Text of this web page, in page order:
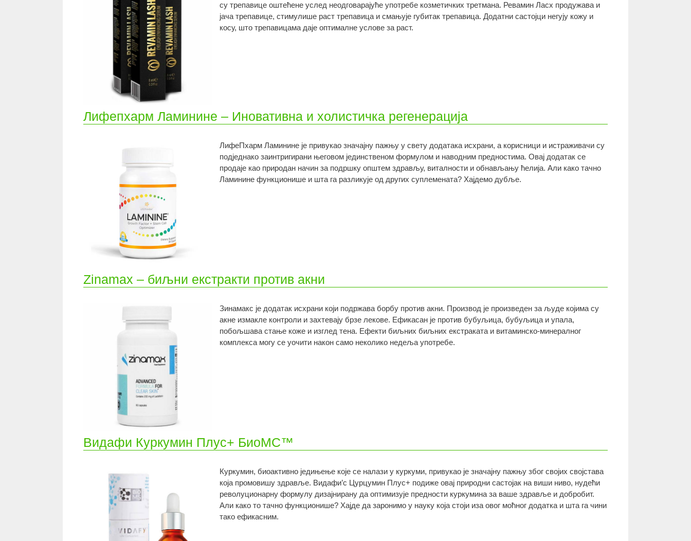
су трепавице оштећене услед неодговарајуће употребе козметичких третмана. Ревамин Ласх продужава и
јача трепавице, стимулише раст трепавица и смањује губитак трепавица. Додатни састојци негују кожу и
косу, што трепавицама даје оптималне услове за раст.
Лифепхарм Ламинине – Иновативна и холистичка регенерација
ЛифеПхарм Ламинине је привукао значајну пажњу у свету додатака исхрани, а корисници и истраживачи су
подједнако заинтригирани његовом јединственом формулом и наводним предностима. Овај додатак се
продаје као природан начин за подршку општем здрављу, виталности и обнављању ћелија. Али како тачно
Ламинине функционише и шта га разликује од других суплемената? Хајдемо дубље.
Zinamax – биљни екстракти против акни
Зинамакс је додатак исхрани који подржава борбу против акни. Производ је произведен за људе којима су
акне измакле контроли и захтевају брзе лекове. Ефикасан је против бубуљица, бубуљица и упала,
побољшава стање коже и изглед тена. Ефекти биљних биљних екстраката и витаминско-минералног
комплекса могу се уочити након само неколико недеља употребе.
Видафи Куркумин Плус+ БиоМС™
Куркумин, биоактивно једињење које се налази у куркуми, привукао је значајну пажњу због својих својстава
која промовишу здравље. Видафи’с Цурцумин Плус+ подиже овај природни састојак на виши ниво, нудећи
револуционарну формулу дизајнирану да оптимизује предности куркумина за ваше здравље и добробит.
Али како то тачно функционише? Хајде да заронимо у науку која стоји иза овог моћног додатка и шта га чини
тако ефикасним.